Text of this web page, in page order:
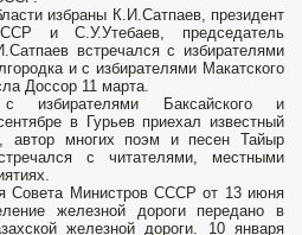
избраны К.И.Сатпаев, президент
и С.У.Утебаев, председатель
встречался с избирателями
и с избирателями Макатского
Доссор 11 марта.
с избирателями Баксайского и
в Гурьев приехал известный
автор многих поэм и песен Тайыр
с читателями, местными
Совета Министров СССР от 13 июня
железной дороги передано в
железной дороги. 10 января